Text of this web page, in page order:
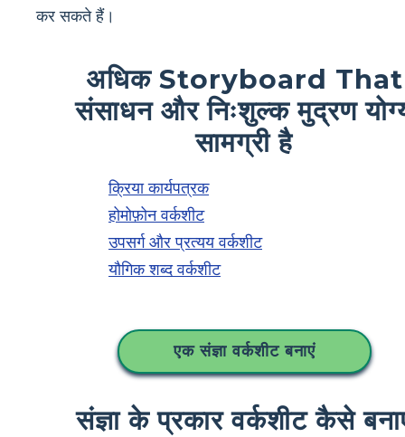
कर सकते हैं।
अधिक Storyboard That
संसाधन और निःशुल्क मुद्रण
सामग्री है
क्रिया कार्यपत्रक
होमोफ़ोन वर्कशीट
उपसर्ग और प्रत्यय वर्कशीट
यौगिक शब्द वर्कशीट
एक संज्ञा वर्कशीट बनाएं
संज्ञा के प्रकार वर्कशीट कैसे